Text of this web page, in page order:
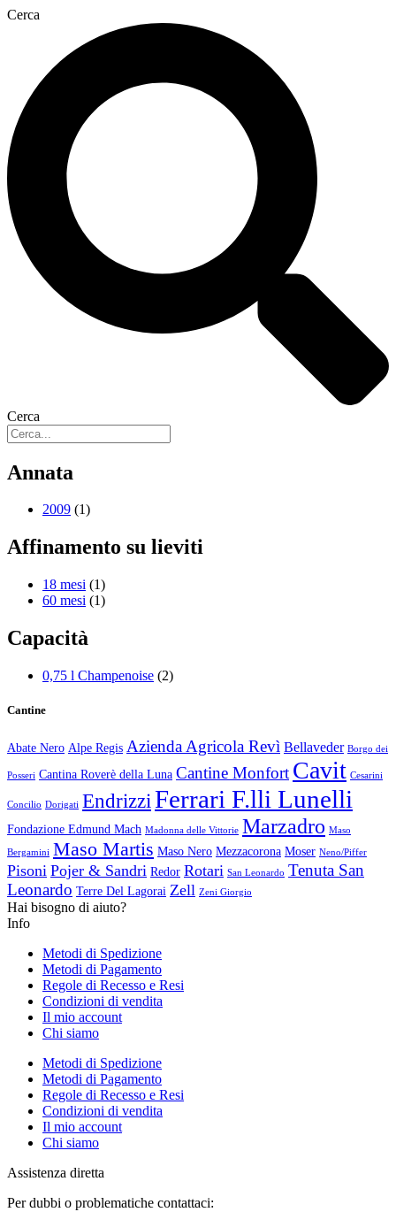
Cerca
Cerca
Annata
2009 (1)
Affinamento su lieviti
18 mesi (1)
60 mesi (1)
Capacità
0,75 l Champenoise (2)
Cantine
Abate Nero Alpe Regis Azienda Agricola Revì Bellaveder Borgo dei
Posseri Cantina Roverè della Luna Cantine Monfort Cavit Cesarini
Concilio Dorigati EndrizziFerrari F.lli Lunelli
Fondazione Edmund Mach Madonna delle Vittorie Marzadro Maso
Bergamini Maso Martis Maso Nero Mezzacorona Moser Neno/Piffer
Pisoni Pojer & Sandri Redor Rotari San Leonardo Tenuta San
Leonardo Terre Del Lagorai Zell Zeni Giorgio
Hai bisogno di aiuto?
Info
Metodi di Spedizione
Metodi di Pagamento
Regole di Recesso e Resi
Condizioni di vendita
Il mio account
Chi siamo
Metodi di Spedizione
Metodi di Pagamento
Regole di Recesso e Resi
Condizioni di vendita
Il mio account
Chi siamo
Assistenza diretta
Per dubbi o problematiche contattaci: